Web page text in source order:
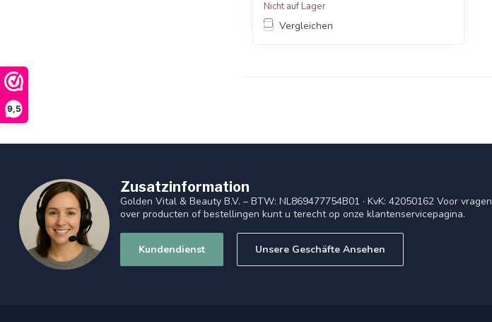
9,5
Nicht auf Lager
Vergleichen
Zusatzinformation
Golden Vital & Beauty B.V. – BTW: NL869477754B01 · KvK: 42050162 Voor vragen
over producten of bestellingen kunt u terecht op onze klantenservicepagina.
Kundendienst Unsere Geschäfte Ansehen